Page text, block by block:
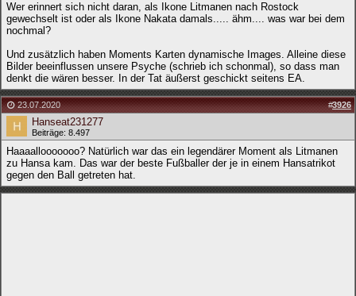
Wer erinnert sich nicht daran, als Ikone Litmanen nach Rostock
gewechselt ist oder als Ikone Nakata damals..... ähm.... was war bei dem
nochmal?
Und zusätzlich haben Moments Karten dynamische Images. Alleine diese
Bilder beeinflussen unsere Psyche (schrieb ich schonmal), so dass man
denkt die wären besser. In der Tat äußerst geschickt seitens EA.
23.07.2020 #3926
Hanseat231277
Beiträge: 8.497
Haaaallooooooo? Natürlich war das ein legendärer Moment als Litmanen
zu Hansa kam. Das war der beste Fußballer der je in einem Hansatrikot
gegen den Ball getreten hat.